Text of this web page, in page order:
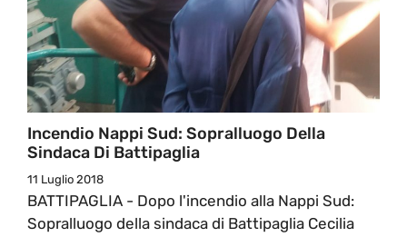
Incendio Nappi Sud: Sopralluogo Della
Sindaca Di Battipaglia
11 Luglio 2018
BATTIPAGLIA - Dopo l'incendio alla Nappi Sud:
Sopralluogo della sindaca di Battipaglia Cecilia